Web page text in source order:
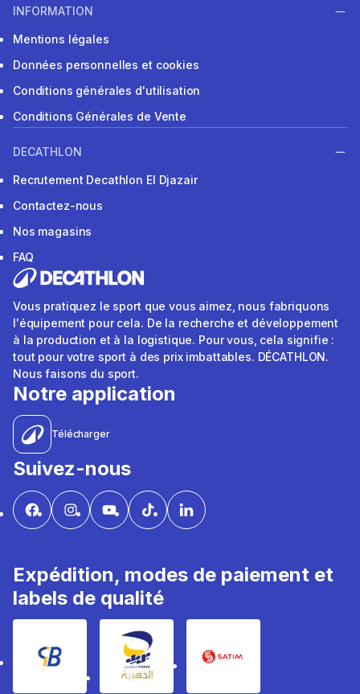
INFORMATION
Mentions légales
Données personnelles et cookies
Conditions générales d'utilisation
Conditions Générales de Vente
DECATHLON
Recrutement Decathlon El Djazair
Contactez-nous
Nos magasins
FAQ
Vous pratiquez le sport que vous aimez, nous fabriquons
l'équipement pour cela. De la recherche et développement
à la production et à la logistique. Pour vous, cela signifie :
tout pour votre sport à des prix imbattables. DÉCATHLON.
Nous faisons du sport.
Notre application
Télécharger
Suivez-nous
Expédition, modes de paiement et
labels de qualité